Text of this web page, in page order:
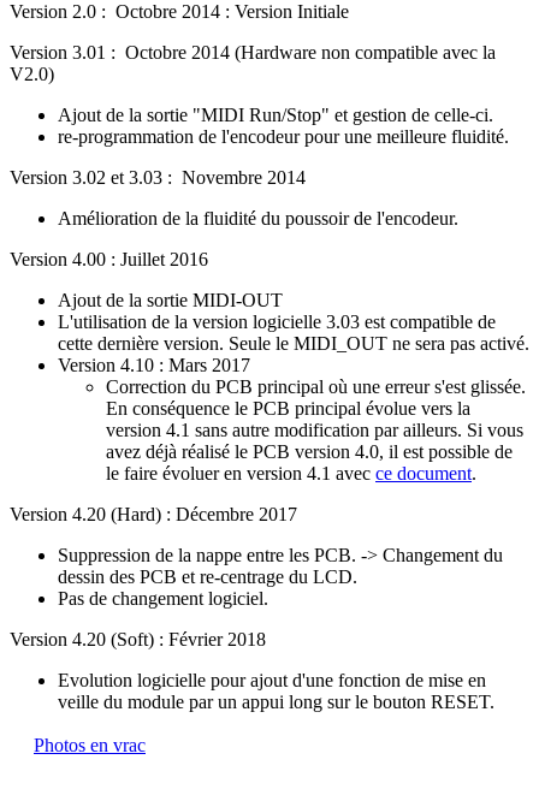
Version 2.0 : Octobre 2014 : Version Initiale
Version 3.01 : Octobre 2014 (Hardware non compatible avec la
V2.0)
Ajout de la sortie "MIDI Run/Stop" et gestion de celle-ci.
re-programmation de l'encodeur pour une meilleure fluidité.
Version 3.02 et 3.03 : Novembre 2014
Amélioration de la fluidité du poussoir de l'encodeur.
Version 4.00 : Juillet 2016
Ajout de la sortie MIDI-OUT
L'utilisation de la version logicielle 3.03 est compatible de
cette dernière version. Seule le MIDI_OUT ne sera pas activé.
Version 4.10 : Mars 2017
Correction du PCB principal où une erreur s'est glissée.
En conséquence le PCB principal évolue vers la
version 4.1 sans autre modification par ailleurs. Si vous
avez déjà réalisé le PCB version 4.0, il est possible de
le faire évoluer en version 4.1 avec ce document.
Version 4.20 (Hard) : Décembre 2017
Suppression de la nappe entre les PCB. -> Changement du
dessin des PCB et re-centrage du LCD.
Pas de changement logiciel.
Version 4.20 (Soft) : Février 2018
Evolution logicielle pour ajout d'une fonction de mise en
veille du module par un appui long sur le bouton RESET.
Photos en vrac